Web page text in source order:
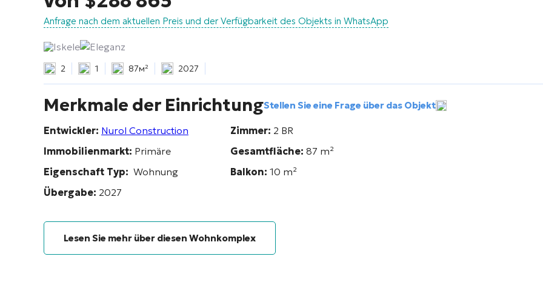
Anfrage nach dem aktuellen Preis und der Verfügbarkeit des Objekts in WhatsApp
Iskele Eleganz
2 1 87м² 2027
Merkmale der EinrichtungStellen Sie eine Frage über das Objekt
Entwickler: Nurol Construction
Immobilienmarkt: Primäre
Eigenschaft Typ: Wohnung
Übergabe: 2027
Zimmer: 2 BR
Gesamtfläche: 87 m²
Balkon: 10 m²
Lesen Sie mehr über diesen Wohnkomplex